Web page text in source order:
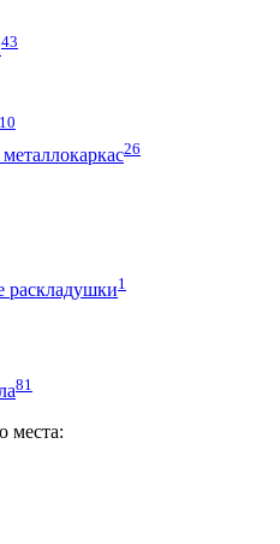
43
10
26
раскладушки1
81
места: